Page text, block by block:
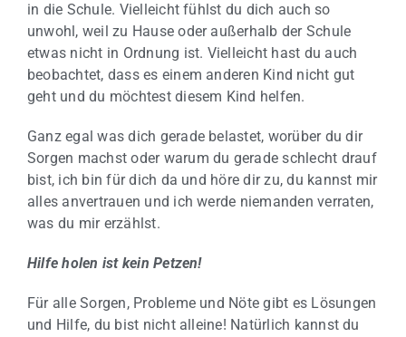
in die Schule. Vielleicht fühlst du dich auch so
unwohl, weil zu Hause oder außerhalb der Schule
etwas nicht in Ordnung ist. Vielleicht hast du auch
beobachtet, dass es einem anderen Kind nicht gut
geht und du möchtest diesem Kind helfen.
Ganz egal was dich gerade belastet, worüber du dir
Sorgen machst oder warum du gerade schlecht drauf
bist, ich bin für dich da und höre dir zu, du kannst mir
alles anvertrauen und ich werde niemanden verraten,
was du mir erzählst.
Hilfe holen ist kein Petzen!
Für alle Sorgen, Probleme und Nöte gibt es Lösungen
und Hilfe, du bist nicht alleine! Natürlich kannst du